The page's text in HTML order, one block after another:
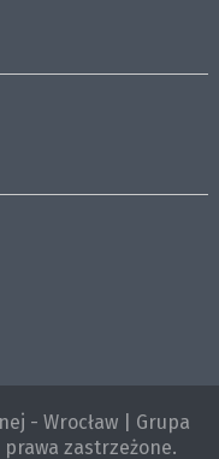
- Wrocław | Grupa
prawa zastrzeżone.